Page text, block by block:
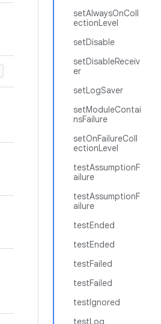
setAlwaysOnColl
ectionLevel
setDisable
setDisableReceiv
er
setLogSaver
setModuleContai
nsFailure
setOnFailureColl
ectionLevel
testAssumptionF
ailure
testAssumptionF
ailure
testEnded
testEnded
testFailed
testFailed
testIgnored
testLog